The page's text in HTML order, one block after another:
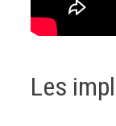
Les